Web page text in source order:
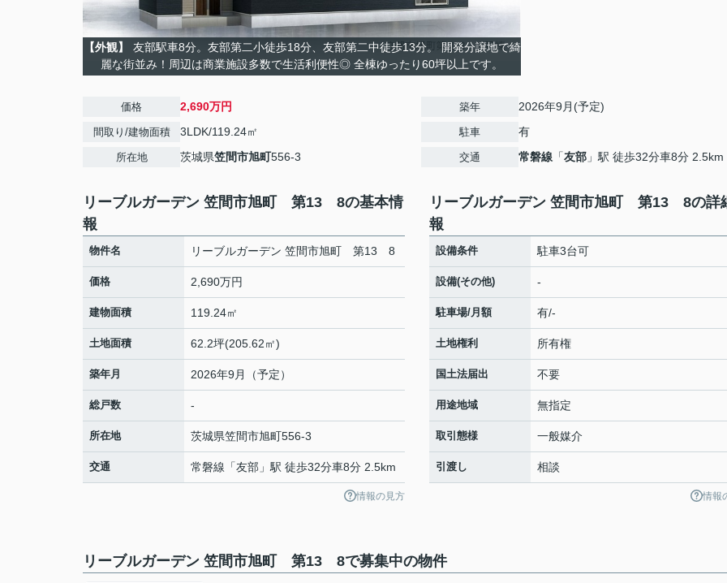
【外観】
友部駅車8分。友部第二小徒歩18分、友部第二中徒歩13分。 開発分譲地で綺
麗な街並み！周辺は商業施設多数で生活利便性◎ 全棟ゆったり60坪以上です。
価格 2,690万円
間取り/建物面積 3LDK/119.24㎡
所在地 茨城県笠間市旭町556-3
築年 2026年9月(予定)
駐車 有
交通 常磐線 「友部 」駅 徒歩32分車8分 2.5km
リーブルガーデン 笠間市旭町 第13 8の基本情
報
物件名 リーブルガーデン 笠間市旭町 第13 8
価格 2,690万円
建物面積 119.24㎡
土地面積 62.2坪(205.62㎡)
築年月 2026年9月（予定）
総戸数 -
所在地 茨城県笠間市旭町556-3
交通 常磐線 「友部 」駅 徒歩32分車8分 2.5km
情報の見方
リーブルガーデン 笠間市旭町 第13 8の詳
報
設備条件 駐車3台可
設備(その他) -
駐車場/月額 有/-
土地権利 所有権
国土法届出 不要
用途地域 無指定
取引態様 一般媒介
引渡し 相談
情報
リーブルガーデン 笠間市旭町 第13 8で募集中の物件